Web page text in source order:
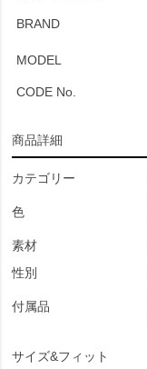
BRAND
MODEL
CODE No.
商品詳細
カテゴリー
色
素材
性別
付属品
サイズ&フィット